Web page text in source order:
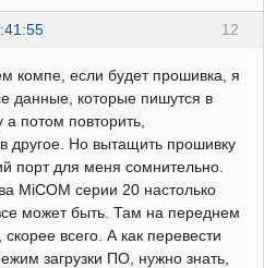
12
компе, если будет прошивка, я
данные, которые пишутся в
а потом повторить,
другое. Но вытащить прошивку
порт для меня сомнительно.
MiCOM серии 20 настолько
может быть. Там на переднем
всего. А как перевести
загрузки ПО, нужно знать,